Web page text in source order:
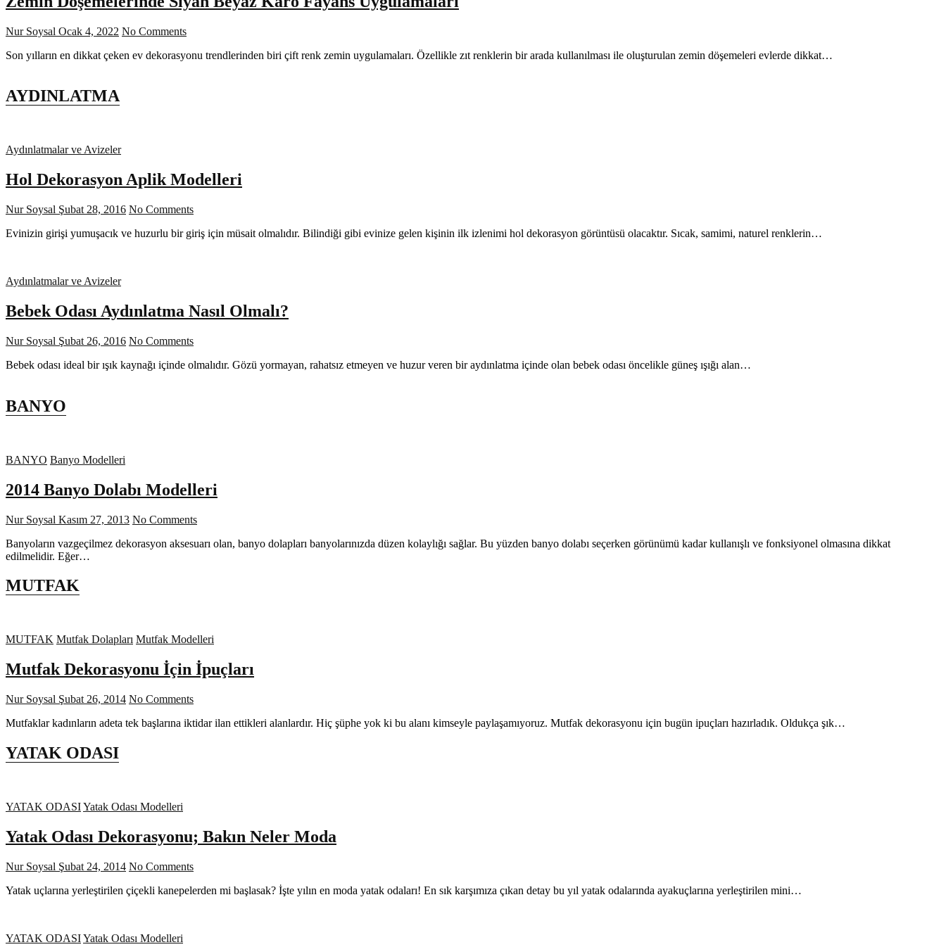
Nur Soysal Ocak 4, 2022 No Comments
Son yılların en dikkat çeken ev dekorasyonu trendlerinden biri çift renk zemin uygulamaları. Özellikle zıt renklerin bir arada kullanılması ile oluşturulan zemin döşemeleri evlerde dikkat…
AYDINLATMA
Aydınlatmalar ve Avizeler
Hol Dekorasyon Aplik Modelleri
Nur Soysal Şubat 28, 2016 No Comments
Evinizin girişi yumuşacık ve huzurlu bir giriş için müsait olmalıdır. Bilindiği gibi evinize gelen kişinin ilk izlenimi hol dekorasyon görüntüsü olacaktır. Sıcak, samimi, naturel renklerin…
Aydınlatmalar ve Avizeler
Bebek Odası Aydınlatma Nasıl Olmalı?
Nur Soysal Şubat 26, 2016 No Comments
Bebek odası ideal bir ışık kaynağı içinde olmalıdır. Gözü yormayan, rahatsız etmeyen ve huzur veren bir aydınlatma içinde olan bebek odası öncelikle güneş ışığı alan…
BANYO
BANYO Banyo Modelleri
2014 Banyo Dolabı Modelleri
Nur Soysal Kasım 27, 2013 No Comments
Banyoların vazgeçilmez dekorasyon aksesuarı olan, banyo dolapları banyolarınızda düzen kolaylığı sağlar. Bu yüzden banyo dolabı seçerken görünümü kadar kullanışlı ve fonksiyonel olmasına dikkat
edilmelidir. Eğer…
MUTFAK
MUTFAK Mutfak Dolapları Mutfak Modelleri
Mutfak Dekorasyonu İçin İpuçları
Nur Soysal Şubat 26, 2014 No Comments
Mutfaklar kadınların adeta tek başlarına iktidar ilan ettikleri alanlardır. Hiç şüphe yok ki bu alanı kimseyle paylaşamıyoruz. Mutfak dekorasyonu için bugün ipuçları hazırladık. Oldukça şık…
YATAK ODASI
YATAK ODASIYatak Odası Modelleri
Yatak Odası Dekorasyonu; Bakın Neler Moda
Nur Soysal Şubat 24, 2014 No Comments
Yatak uçlarına yerleştirilen çiçekli kanepelerden mi başlasak? İşte yılın en moda yatak odaları! En sık karşımıza çıkan detay bu yıl yatak odalarında ayakuçlarına yerleştirilen mini…
YATAK ODASIYatak Odası Modelleri